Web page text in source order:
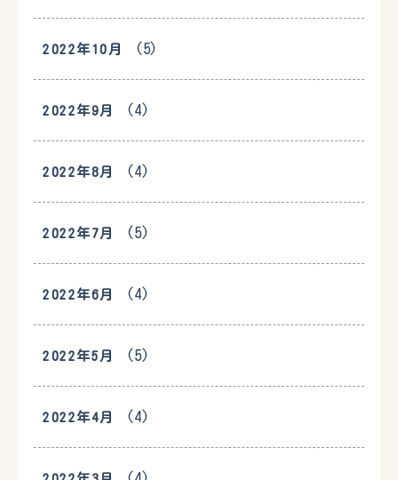
2022年10月 (5)
2022年9月 (4)
2022年8月 (4)
2022年7月 (5)
2022年6月 (4)
2022年5月 (5)
2022年4月 (4)